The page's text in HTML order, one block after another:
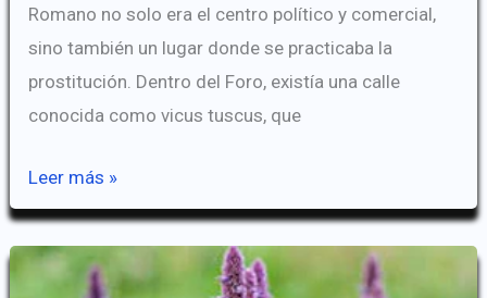
Romano no solo era el centro político y comercial,
sino también un lugar donde se practicaba la
prostitución. Dentro del Foro, existía una calle
conocida como vicus tuscus, que
Fornicar
Leer más »